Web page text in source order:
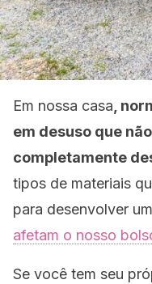
Em nossa casa ,
em desuso que
completamente
tipos de materiais
para desenvolver
afetam o nosso
Se você tem seu